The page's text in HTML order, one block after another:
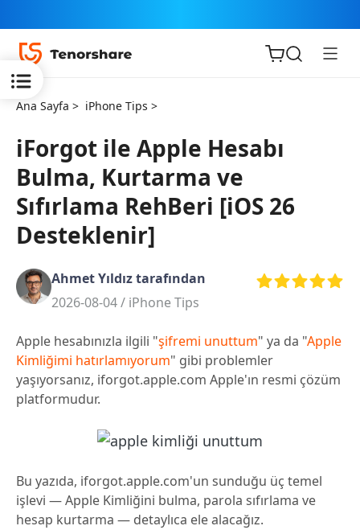
iOS için
ReiBoot
PDNob
Ana Sayfa > iPhone Tips >
iForgot ile Apple Hesabı
Bulma, Kurtarma ve
Sıfırlama RehBeri [iOS 26
Desteklenir]
Ahmet Yıldız tarafından
2026-08-04 / iPhone Tips
Apple hesabınızla ilgili "şifremi unuttum" ya da "Apple
Kimliğimi hatırlamıyorum" gibi problemler
yaşıyorsanız, iforgot.apple.com Apple'ın resmi çözüm
platformudur.
Bu yazıda, iforgot.apple.com'un sunduğu üç temel
işlevi — Apple Kimliğini bulma, parola sıfırlama ve
hesap kurtarma — detaylıca ele alacağız.